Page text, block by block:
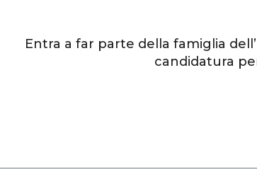
Entra a far parte della famiglia
candidatura